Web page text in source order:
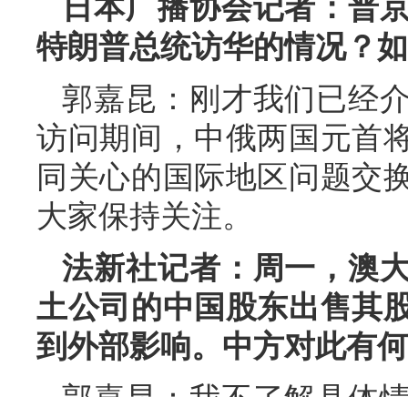
日本广播协会记者：普
特朗普总统访华的情况？
郭嘉昆：刚才我们已经
访问期间，中俄两国元首
同关心的国际地区问题交
大家保持关注。
法新社记者：周一，澳
土公司的中国股东出售其
到外部影响。中方对此有